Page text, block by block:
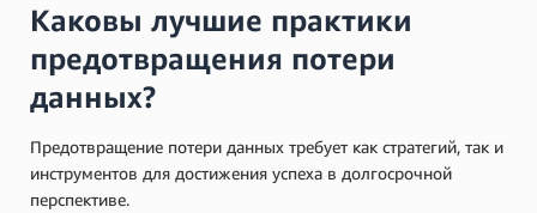
Каковы лучшие практики
предотвращения потери
данных?
Предотвращение потери данных требует как стратегий, так и
инструментов для достижения успеха в долгосрочной
перспективе.